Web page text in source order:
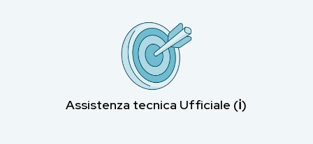
Assistenza tecnica Ufficiale (ℹ︎)